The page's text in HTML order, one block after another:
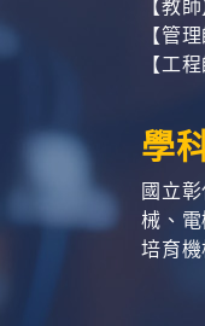
【教
【管
【工
學
國立
械、
培育機